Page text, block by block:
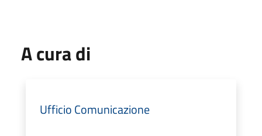
A cura di
Ufficio Comunicazione